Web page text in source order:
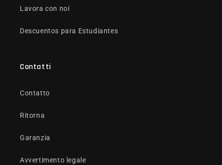
Lavora con noi
Descuentos para Estudiantes
Contatti
Contatto
Ritorna
Garanzia
Avvertimento legale